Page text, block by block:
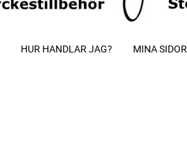
HUR HANDLAR JAG? MINA SIDOR